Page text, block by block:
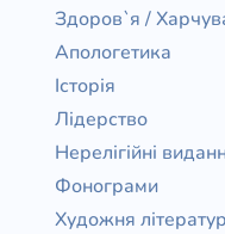
Здоров`я /
Апологетика
Історія
Лідерство
Нерелігійні
Фонограми
Художня